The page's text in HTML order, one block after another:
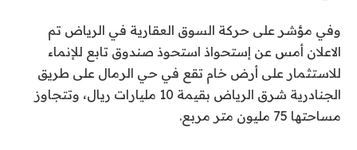
وفي مؤشر على حركة السوق العقارية في الرياض تم
الاعلان أمس عن إستحواذ استحوذ صندوق تابع للإنماء
للاستثمار على أرض خام تقع في حي الرمال على طريق
الجنادرية شرق الرياض بقيمة 10 مليارات ريال، وتتجاوز
مساحتها 75 مليون متر مربع.